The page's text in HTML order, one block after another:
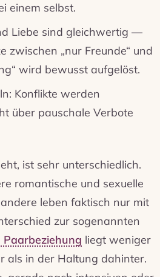
einem selbst.
Liebe sind gleichwertig —
zwischen „nur Freunde“ und
wird bewusst aufgelöst.
Konflikte werden
über pauschale Verbote
ist sehr unterschiedlich.
romantische und sexuelle
leben faktisch nur mit
zur sogenannten
liegt weniger
als in der Haltung dahinter.